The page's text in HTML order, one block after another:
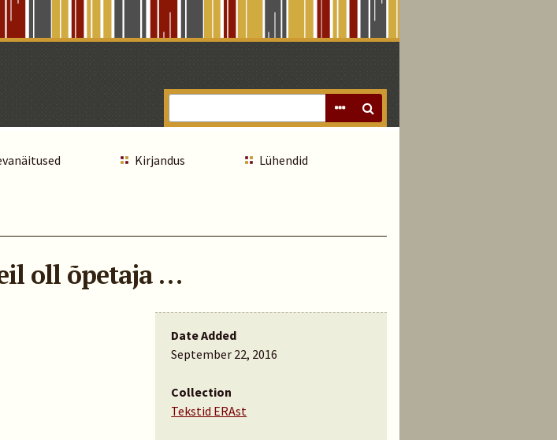
Kirjandus Lühendid
oll õpetaja …
Date Added
September 22, 2016
Collection
Tekstid ERAst